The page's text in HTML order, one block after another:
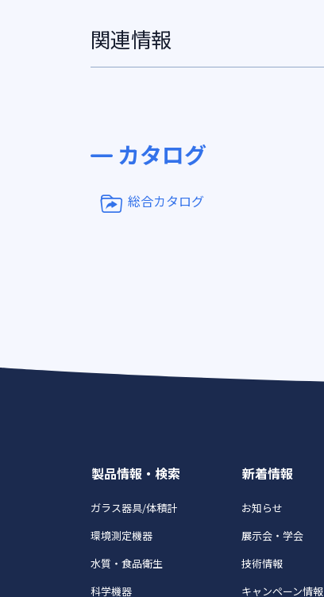
関連情報
カタログ
総合カタログ
製品情報・検索
ガラス器具/体積計
環境測定機器
水質・食品衛生
科学機器
新着情報
お知らせ
展示会・学会
技術情報
キャンペーン情報